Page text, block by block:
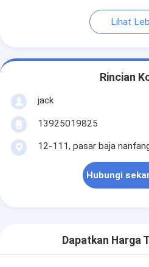
Lihat
Rincian
jack
13925019825
12-111, pasar baja
Hubungi
Dapatkan Harga